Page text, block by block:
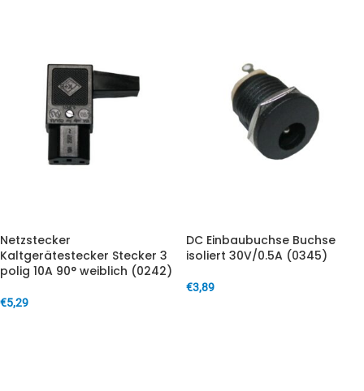
Netzstecker
Kaltgerätestecker Stecker 3
polig 10A 90° weiblich (0242)
€5,29
DC Einbaubuchse Buchse
isoliert 30V/0.5A (0345)
€3,89